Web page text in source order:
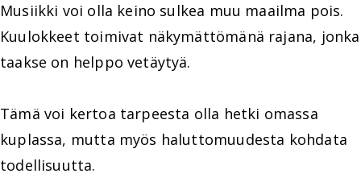
Musiikki voi olla keino sulkea muu maailma pois.
Kuulokkeet toimivat näkymättömänä rajana, jonka
taakse on helppo vetäytyä.
Tämä voi kertoa tarpeesta olla hetki omassa
kuplassa, mutta myös haluttomuudesta kohdata
todellisuutta.